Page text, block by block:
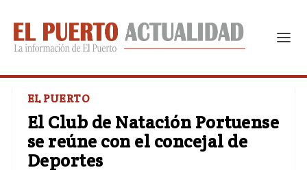
EL PUERTO
El Club de Natación Portuense
se reúne con el concejal de
Deportes